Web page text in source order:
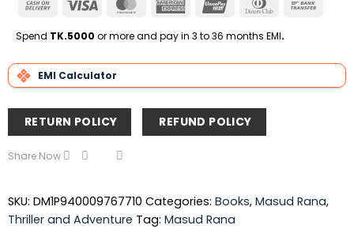
Cash
Delivery
Visa MasterCardAmerican
UnionPay
Dinners
Spend TK.5000 or more and pay in 3 to 36 months EMI.
EMI Calculator
RETURN POLICY REFUND POLICY
Share Now
SKU: DM1P940009767710 Categories: Books, Masud Rana,
Thriller and Adventure Tag: Masud Rana